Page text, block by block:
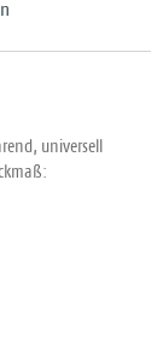
universell